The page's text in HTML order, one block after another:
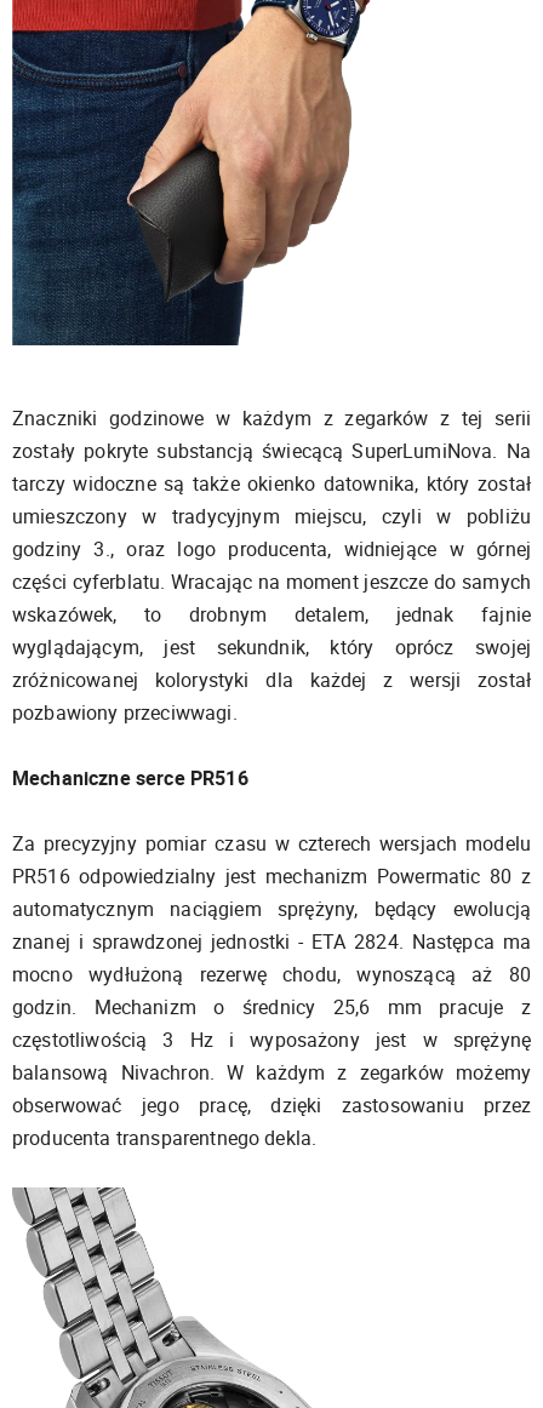
Znaczniki godzinowe w każdym z zegarków z tej serii
zostały pokryte substancją świecącą SuperLumiNova. Na
tarczy widoczne są także okienko datownika, który został
umieszczony w tradycyjnym miejscu, czyli w pobliżu
godziny 3., oraz logo producenta, widniejące w górnej
części cyferblatu. Wracając na moment jeszcze do samych
wskazówek, to drobnym detalem, jednak fajnie
wyglądającym, jest sekundnik, który oprócz swojej
zróżnicowanej kolorystyki dla każdej z wersji został
pozbawiony przeciwwagi.
Mechaniczne serce PR516
Za precyzyjny pomiar czasu w czterech wersjach modelu
PR516 odpowiedzialny jest mechanizm Powermatic 80 z
automatycznym naciągiem sprężyny, będący ewolucją
znanej i sprawdzonej jednostki - ETA 2824. Następca ma
mocno wydłużoną rezerwę chodu, wynoszącą aż 80
godzin. Mechanizm o średnicy 25,6 mm pracuje z
częstotliwością 3 Hz i wyposażony jest w sprężynę
balansową Nivachron. W każdym z zegarków możemy
obserwować jego pracę, dzięki zastosowaniu przez
producenta transparentnego dekla.